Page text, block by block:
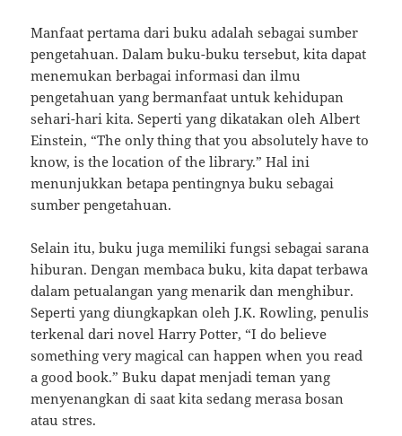
Manfaat pertama dari buku adalah sebagai sumber
pengetahuan. Dalam buku-buku tersebut, kita dapat
menemukan berbagai informasi dan ilmu
pengetahuan yang bermanfaat untuk kehidupan
sehari-hari kita. Seperti yang dikatakan oleh Albert
Einstein, “The only thing that you absolutely have to
know, is the location of the library.” Hal ini
menunjukkan betapa pentingnya buku sebagai
sumber pengetahuan.
Selain itu, buku juga memiliki fungsi sebagai sarana
hiburan. Dengan membaca buku, kita dapat terbawa
dalam petualangan yang menarik dan menghibur.
Seperti yang diungkapkan oleh J.K. Rowling, penulis
terkenal dari novel Harry Potter, “I do believe
something very magical can happen when you read
a good book.” Buku dapat menjadi teman yang
menyenangkan di saat kita sedang merasa bosan
atau stres.